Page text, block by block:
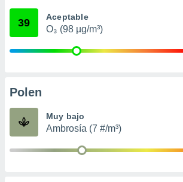
mediante
publicidad
de
39 Aceptable
O₃ (98 µg/m³)
Polen
Muy bajo
Ambrosía (7 #/m³)